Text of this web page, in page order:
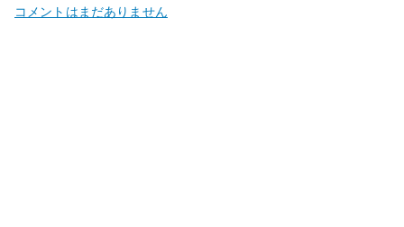
タ
コメントはまだありません